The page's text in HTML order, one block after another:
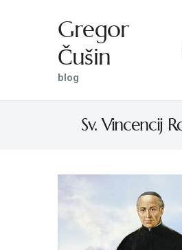
Gregor
Čušin
blog
Sv. Vincencij
O MENI
S SVETNIKOM